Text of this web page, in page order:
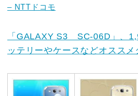
– NTTドコモ
「GALAXY S3 SC-06D」、
ッテリーやケースなどオススメ